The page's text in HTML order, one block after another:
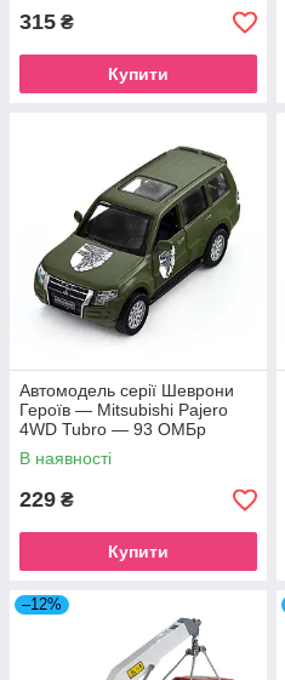
315 ₴
Купити
Автомодель серії Шеврони
Героїв — Mitsubishi Pajero
4WD Tubro — 93 ОМБр
В наявності
229 ₴
Купити
–12%